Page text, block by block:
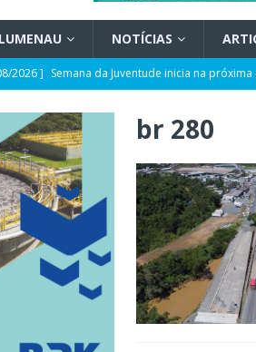
NOTÍCIAS
2026 ] Semana da Juventude inicia na
2026 ] UFSC Blumenau terá curso de Ciência
2026 ] Primeiro suplente de Carol De Toni ao
2026 ] STJ decide punir Buzzi com perda de
2026 ]
A deputada que gosta de uma “treta”
br 280